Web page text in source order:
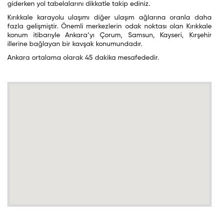
giderken yol tabelalarını dikkatle takip ediniz.
Kırıkkale karayolu ulaşımı diğer ulaşım ağlarına oranla daha
fazla gelişmiştir. Önemli merkezlerin odak noktası olan Kırıkkale
konum itibarıyle Ankara’yı Çorum, Samsun, Kayseri, Kırşehir
illerine bağlayan bir kavşak konumundadır.
Ankara ortalama olarak 45 dakika mesafededir.